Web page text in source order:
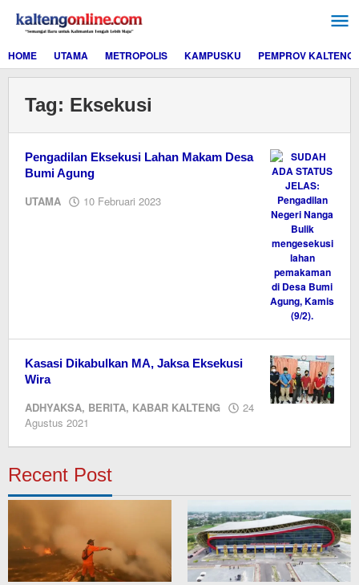
konten
HOME
UTAMA METROPOLIS KAMPUSKU PEMPROV KALTENG
Tag: Eksekusi
Pengadilan Eksekusi Lahan Makam Desa
Bumi Agung
UTAMA 10 Februari 2023
Kasasi Dikabulkan MA, Jaksa Eksekusi
Wira
ADHYAKSA, BERITA, KABAR KALTENG
24
Agustus 2021
Recent Post